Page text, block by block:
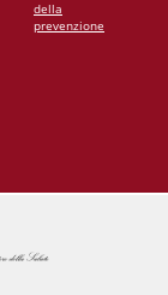
della
prevenzione